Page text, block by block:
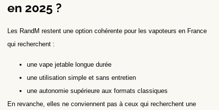
en 2025 ?
Les RandM restent une option cohérente pour les vapoteurs en France
qui recherchent :
une vape jetable longue durée
une utilisation simple et sans entretien
une autonomie supérieure aux formats classiques
En revanche, elles ne conviennent pas à ceux qui recherchent une